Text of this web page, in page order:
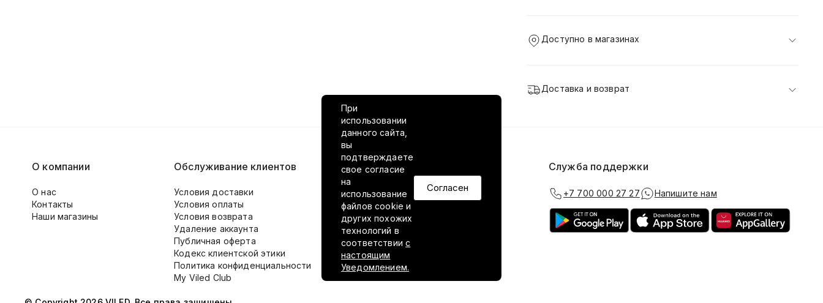
Доступно в магазинах
Доставка и возврат
При
использовании
данного сайта,
вы
подтверждаете
свое согласие
на
использование
файлов cookie и
других похожих
технологий в
соответствиис
настоящим
Уведомлением.
Согласен
О компании
О нас
Контакты
Наши магазины
Обслуживание клиентов
Условия доставки
Условия оплаты
Условия возврата
Удаление аккаунта
Публичная оферта
Кодекс клиентской этики
Политика конфиденциальности
My Viled Club
VILED в соцсетях Служба поддержки
+7 700 000 27 27 Напишите нам